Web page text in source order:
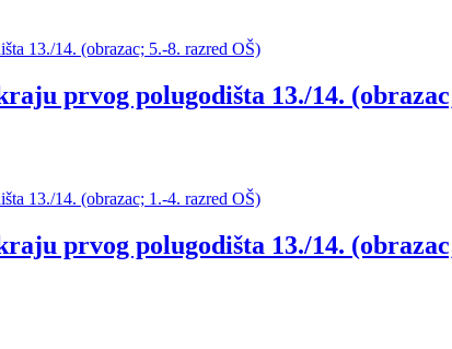
prvog polugodišta 13./14.
prvog polugodišta 13./14.